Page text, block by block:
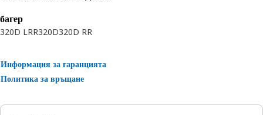
багер
320D LRR320D320D RR
Информация за гаранцията
Политика за връщане